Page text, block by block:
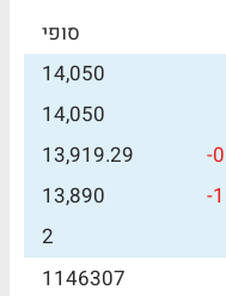
סופי
14,050
14,050
-
13,919.29
-
13,890
2
1146307